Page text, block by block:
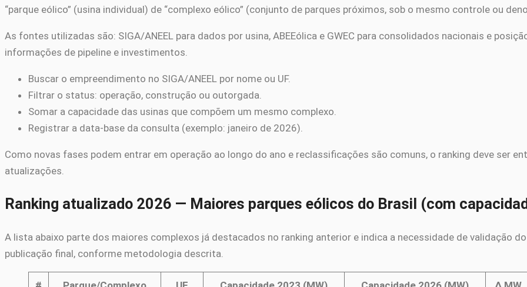
“parque eólico” (usina individual) de “complexo eólico” (conjunto de parques próximos, sob o mesmo controle ou
As fontes utilizadas são: SIGA/ANEEL para dados por usina, ABEEólica e GWEC para consolidados nacionais e
informações de pipeline e investimentos.
Buscar o empreendimento no SIGA/ANEEL por nome ou UF.
Filtrar o status: operação, construção ou outorgada.
Somar a capacidade das usinas que compõem um mesmo complexo.
Registrar a data-base da consulta (exemplo: janeiro de 2026).
Como novas fases podem entrar em operação ao longo do ano e reclassificações são comuns, o ranking deve ser
atualizações.
Ranking atualizado 2026 — Maiores parques eólicos do Brasil (com
A lista abaixo parte dos maiores complexos já destacados no ranking anterior e indica a necessidade de validação
publicação final, conforme metodologia descrita.